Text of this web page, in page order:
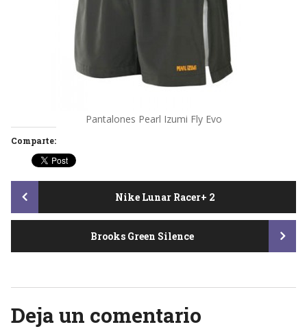
Pantalones Pearl Izumi Fly Evo
Comparte:
Post
navigation
Nike Lunar Racer+ 2
Brooks Green Silence
Deja un comentario